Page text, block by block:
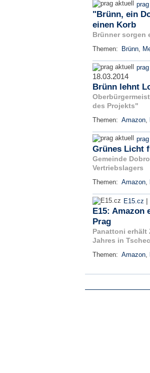
prag
"Brünn, ein
einen Korb
Brünner sorgen
Themen: Brünn,
prag
18.03.2014
Brünn lehnt
des Projekts"
Themen: Amazon,
prag
Grünes Licht
Gemeinde
Vertriebslagers
Themen: Amazon,
E15.cz |
E15: Amazon
Prag
Panattoni
Jahres in
Themen: Amazon,